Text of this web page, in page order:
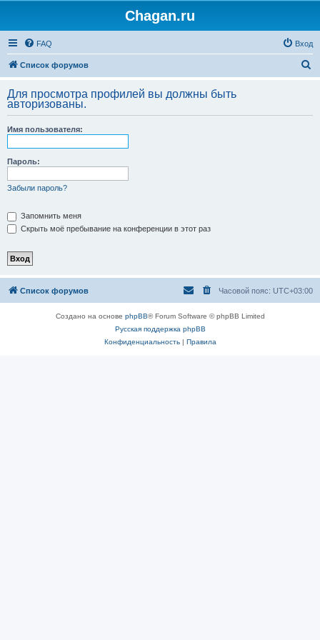
Chagan.ru
FAQ Вход
Список форумов
с
Для просмотра профилей вы должны быть
авторизованы.
Имя пользователя:
Пароль:
Забыли пароль?
Запомнить меня
Скрыть моё пребывание на конференции в этот раз
Список форумов Часовой пояс: UTC+03:00
Создано на основе phpBB® Forum Software © phpBB Limited
Русская поддержка phpBB
Конфиденциальность| Правила